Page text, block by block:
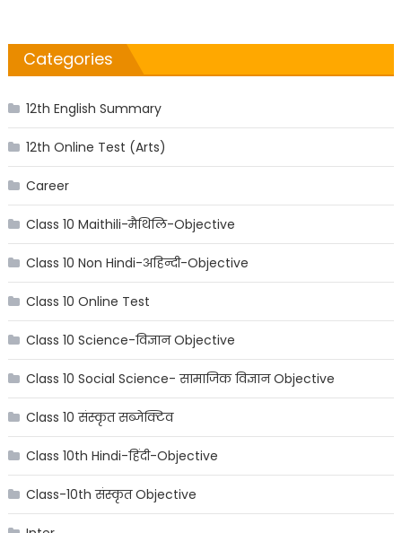
Categories
12th English Summary
12th Online Test (Arts)
Career
Class 10 Maithili-मैथिलि-Objective
Class 10 Non Hindi-अहिन्दी-Objective
Class 10 Online Test
Class 10 Science-विज्ञान Objective
Class 10 Social Science- सामाजिक विज्ञान Objective
Class 10 संस्कृत सब्जेक्टिव
Class 10th Hindi-हिंदी-Objective
Class-10th संस्कृत Objective